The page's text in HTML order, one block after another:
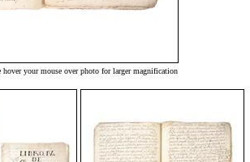
hover your mouse over photo for larger magnification